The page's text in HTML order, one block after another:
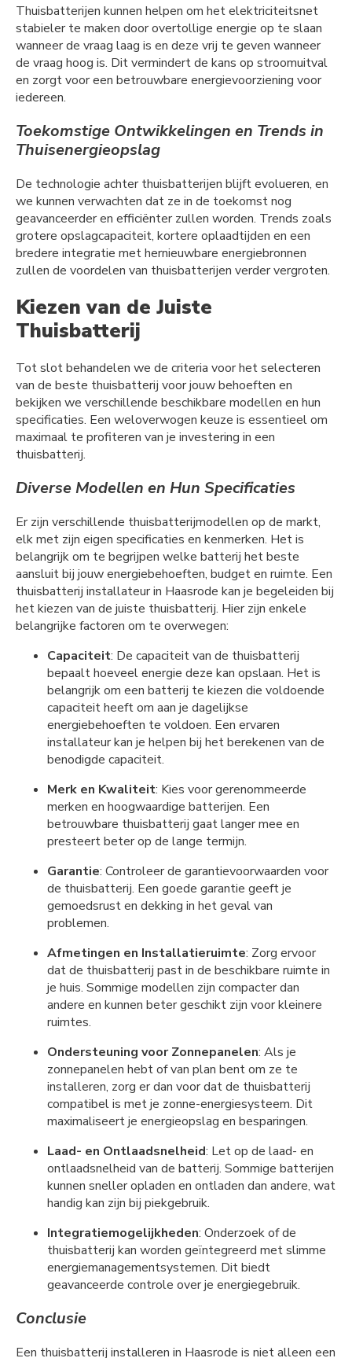
Thuisbatterijen kunnen helpen om het elektriciteitsnet
stabieler te maken door overtollige energie op te slaan
wanneer de vraag laag is en deze vrij te geven wanneer
de vraag hoog is. Dit vermindert de kans op stroomuitval
en zorgt voor een betrouwbare energievoorziening voor
iedereen.
Toekomstige Ontwikkelingen en Trends in
Thuisenergieopslag
De technologie achter thuisbatterijen blijft evolueren, en
we kunnen verwachten dat ze in de toekomst nog
geavanceerder en efficiënter zullen worden. Trends zoals
grotere opslagcapaciteit, kortere oplaadtijden en een
bredere integratie met hernieuwbare energiebronnen
zullen de voordelen van thuisbatterijen verder vergroten.
Kiezen van de Juiste
Thuisbatterij
Tot slot behandelen we de criteria voor het selecteren
van de beste thuisbatterij voor jouw behoeften en
bekijken we verschillende beschikbare modellen en hun
specificaties. Een weloverwogen keuze is essentieel om
maximaal te profiteren van je investering in een
thuisbatterij.
Diverse Modellen en Hun Specificaties
Er zijn verschillende thuisbatterijmodellen op de markt,
elk met zijn eigen specificaties en kenmerken. Het is
belangrijk om te begrijpen welke batterij het beste
aansluit bij jouw energiebehoeften, budget en ruimte. Een
thuisbatterij installateur in Haasrode kan je begeleiden bij
het kiezen van de juiste thuisbatterij. Hier zijn enkele
belangrijke factoren om te overwegen:
Capaciteit: De capaciteit van de thuisbatterij
bepaalt hoeveel energie deze kan opslaan. Het is
belangrijk om een batterij te kiezen die voldoende
capaciteit heeft om aan je dagelijkse
energiebehoeften te voldoen. Een ervaren
installateur kan je helpen bij het berekenen van de
benodigde capaciteit.
Merk en Kwaliteit: Kies voor gerenommeerde
merken en hoogwaardige batterijen. Een
betrouwbare thuisbatterij gaat langer mee en
presteert beter op de lange termijn.
Garantie: Controleer de garantievoorwaarden voor
de thuisbatterij. Een goede garantie geeft je
gemoedsrust en dekking in het geval van
problemen.
Afmetingen en Installatieruimte: Zorg ervoor
dat de thuisbatterij past in de beschikbare ruimte in
je huis. Sommige modellen zijn compacter dan
andere en kunnen beter geschikt zijn voor kleinere
ruimtes.
Ondersteuning voor Zonnepanelen: Als je
zonnepanelen hebt of van plan bent om ze te
installeren, zorg er dan voor dat de thuisbatterij
compatibel is met je zonne-energiesysteem. Dit
maximaliseert je energieopslag en besparingen.
Laad- en Ontlaadsnelheid: Let op de laad- en
ontlaadsnelheid van de batterij. Sommige batterijen
kunnen sneller opladen en ontladen dan andere, wat
handig kan zijn bij piekgebruik.
Integratiemogelijkheden: Onderzoek of de
thuisbatterij kan worden geïntegreerd met slimme
energiemanagementsystemen. Dit biedt
geavanceerde controle over je energiegebruik.
Conclusie
Een thuisbatterij installeren in Haasrode is niet alleen een